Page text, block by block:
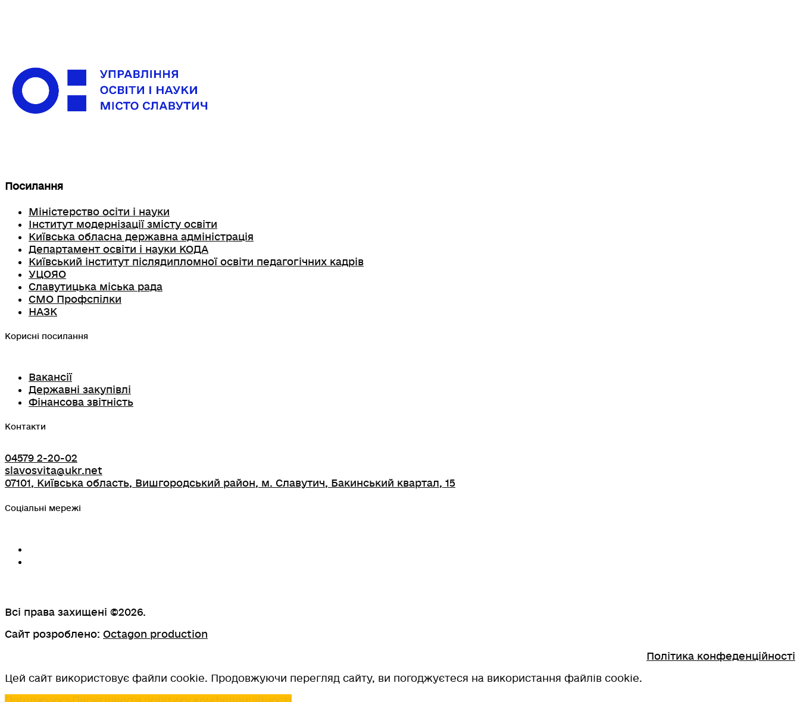
Посилання
Міністерство осіти і науки
Інститут модернізації змісту освіти
Київська обласна державна адміністрація
Департамент освіти і науки КОДА
Київський інститут післядипломної освіти педагогічних кадрів
УЦОЯО
Славутицька міська рада
СМО Профспілки
НАЗК
Корисні посилання
Вакансії
Державні закупівлі
Фінансова звітність
Контакти
04579 2-20-02
slavosvita@ukr.net
07101, Київська область, Вишгородський район, м. Славутич, Бакинський квартал, 15
Соціальні мережі
Всі права захищені ©2026.
Сайт розроблено: Octagon production
Політика конфеденційності
Цей сайт використовує файли cookie. Продовжуючи перегляд сайту, ви погоджуєтеся на використання файлів cookie.